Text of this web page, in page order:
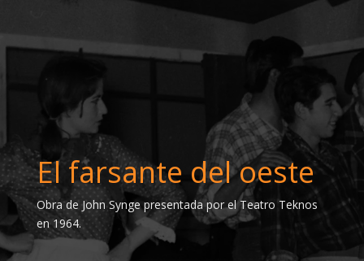
El farsante del oeste
Obra de John Synge presentada por el Teatro Teknos
en 1964.